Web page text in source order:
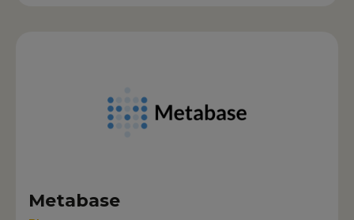
Metabase